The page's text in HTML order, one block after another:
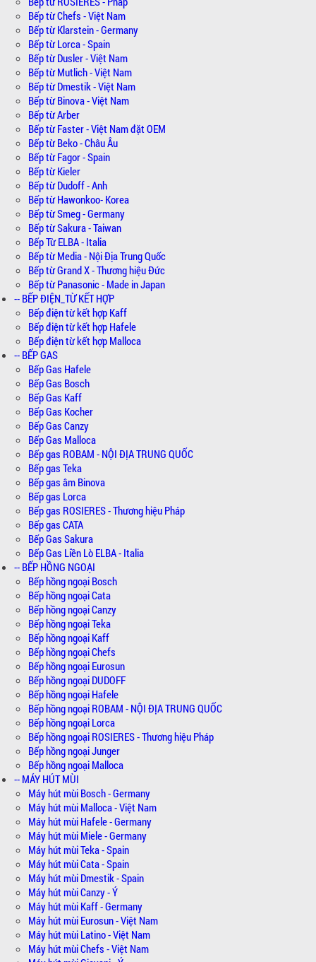
Bếp từ Chefs - Việt Nam
Bếp từ Klarstein - Germany
Bếp từ Lorca - Spain
Bếp từ Dusler - Việt Nam
Bếp từ Mutlich - Việt Nam
Bếp từ Dmestik - Việt Nam
Bếp từ Binova - Việt Nam
Bếp từ Arber
Bếp từ Faster - Việt Nam đặt OEM
Bếp từ Beko - Châu Âu
Bếp từ Fagor - Spain
Bếp từ Kieler
Bếp từ Dudoff - Anh
Bếp từ Hawonkoo- Korea
Bếp từ Smeg - Germany
Bếp từ Sakura - Taiwan
Bếp Từ ELBA - Italia
Bếp từ Media - Nội Địa Trung Quốc
Bếp từ Grand X - Thương hiệu Đức
Bếp từ Panasonic - Made in Japan
-- BẾP ĐIỆN_TỪ KẾT HỢP
Bếp điện từ kết hợp Kaff
Bếp điện từ kết hợp Hafele
Bếp điện từ kết hợp Malloca
-- BẾP GAS
Bếp Gas Hafele
Bếp Gas Bosch
Bếp Gas Kaff
Bếp Gas Kocher
Bếp Gas Canzy
Bếp Gas Malloca
Bếp gas ROBAM - NỘI ĐỊA TRUNG QUỐC
Bếp gas Teka
Bếp gas âm Binova
Bếp gas Lorca
Bếp gas ROSIERES - Thương hiệu Pháp
Bếp gas CATA
Bếp Gas Sakura
Bếp Gas Liền Lò ELBA - Italia
-- BẾP HỒNG NGOẠI
Bếp hồng ngoại Bosch
Bếp hồng ngoại Cata
Bếp hồng ngoại Canzy
Bếp hồng ngoại Teka
Bếp hồng ngoại Kaff
Bếp hồng ngoại Chefs
Bếp hồng ngoại Eurosun
Bếp hồng ngoại DUDOFF
Bếp hồng ngoại Hafele
Bếp hồng ngoại ROBAM - NỘI ĐỊA TRUNG QUỐC
Bếp hồng ngoại Lorca
Bếp hồng ngoại ROSIERES - Thương hiệu Pháp
Bếp hồng ngoại Junger
Bếp hồng ngoại Malloca
-- MÁY HÚT MÙI
Máy hút mùi Bosch - Germany
Máy hút mùi Malloca - Việt Nam
Máy hút mùi Hafele - Germany
Máy hút mùi Miele - Germany
Máy hút mùi Teka - Spain
Máy hút mùi Cata - Spain
Máy hút mùi Dmestik - Spain
Máy hút mùi Canzy - Ý
Máy hút mùi Kaff - Germany
Máy hút mùi Eurosun - Việt Nam
Máy hút mùi Latino - Việt Nam
Máy hút mùi Chefs - Việt Nam